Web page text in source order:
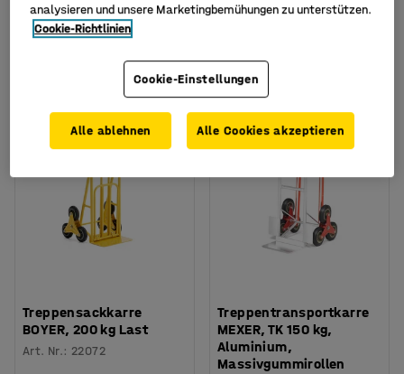
Filter
Treppensackkarre
BOYER, 200 kg Last
Art. Nr.: 22072
Treppentransportkarre
MEXER, TK 150 kg,
Aluminium,
Massivgummirollen
analysieren und unsere Marketingbemühungen zu unterstützen.
Cookie-Richtlinien
Cookie-Einstellungen
Alle ablehnen Alle Cookies akzeptieren